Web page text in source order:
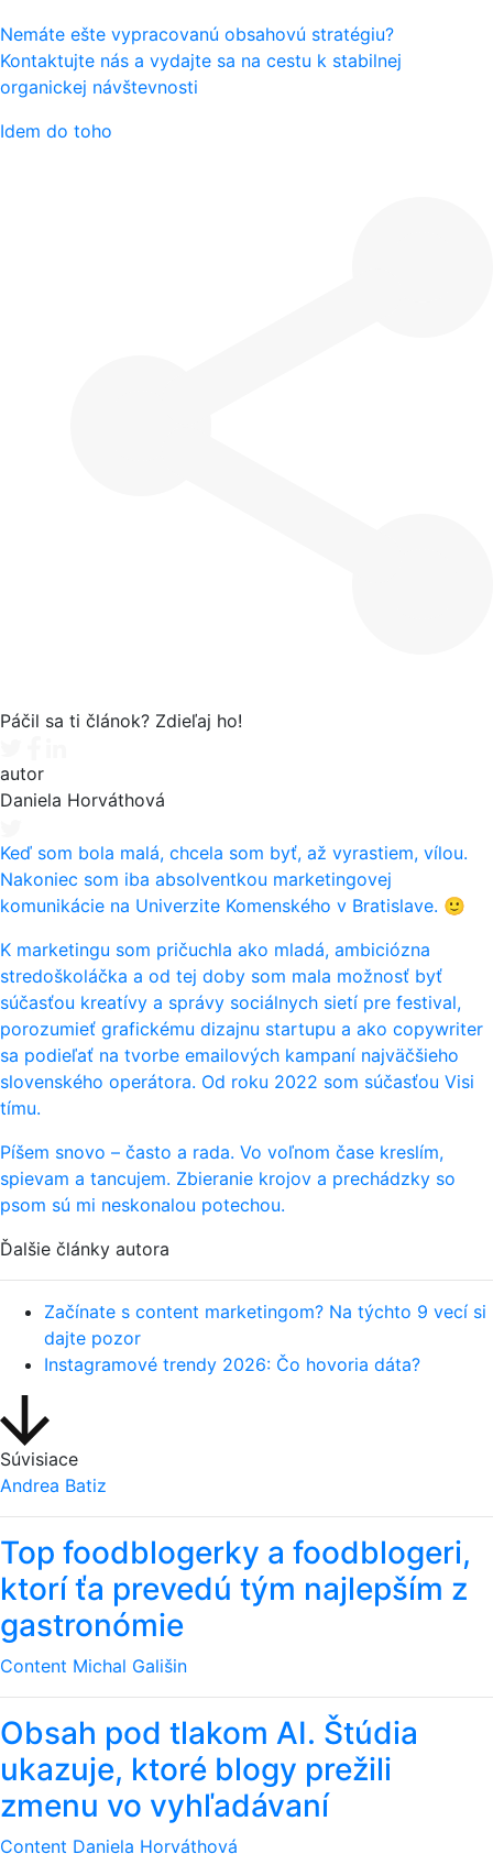
Nemáte ešte vypracovanú obsahovú stratégiu?
Kontaktujte nás a vydajte sa na cestu k stabilnej
organickej návštevnosti
Idem do toho
Páčil sa ti článok? Zdieľaj ho!
autor
Daniela Horváthová
Keď som bola malá, chcela som byť, až vyrastiem, vílou.
Nakoniec som iba absolventkou marketingovej
komunikácie na Univerzite Komenského v Bratislave. 🙂
K marketingu som pričuchla ako mladá, ambiciózna
stredoškoláčka a od tej doby som mala možnosť byť
súčasťou kreatívy a správy sociálnych sietí pre festival,
porozumieť grafickému dizajnu startupu a ako copywriter
sa podieľať na tvorbe emailových kampaní najväčšieho
slovenského operátora. Od roku 2022 som súčasťou Visi
tímu.
Píšem snovo – často a rada. Vo voľnom čase kreslím,
spievam a tancujem. Zbieranie krojov a prechádzky so
psom sú mi neskonalou potechou.
Ďalšie články autora
Začínate s content marketingom? Na týchto 9 vecí si
dajte pozor
Instagramové trendy 2026: Čo hovoria dáta?
Súvisiace
Andrea Batiz
Top foodblogerky a foodblogeri,
ktorí ťa prevedú tým najlepším z
gastronómie
Content Michal Gališin
Obsah pod tlakom AI. Štúdia
ukazuje, ktoré blogy prežili
zmenu vo vyhľadávaní
Content Daniela Horváthová